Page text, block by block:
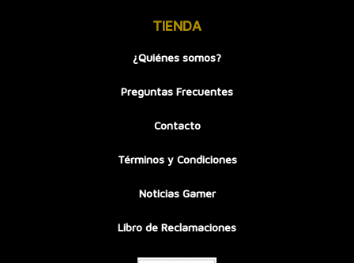
TIENDA
¿Quiénes somos?
Preguntas Frecuentes
Contacto
Términos y Condiciones
Noticias Gamer
Libro de Reclamaciones